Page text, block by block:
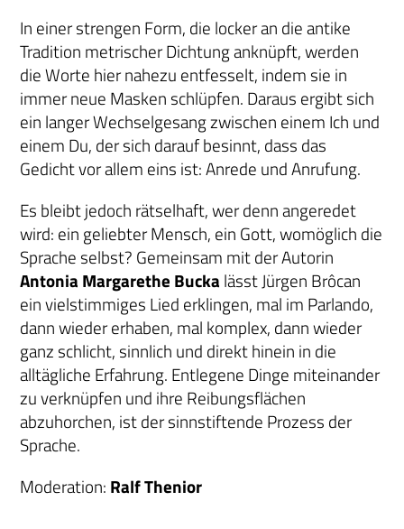
In einer strengen Form, die locker an die antike
Tradition metrischer Dichtung anknüpft, werden
die Worte hier nahezu entfesselt, indem sie in
immer neue Masken schlüpfen. Daraus ergibt sich
ein langer Wechselgesang zwischen einem Ich und
einem Du, der sich darauf besinnt, dass das
Gedicht vor allem eins ist: Anrede und Anrufung.
Es bleibt jedoch rätselhaft, wer denn angeredet
wird: ein geliebter Mensch, ein Gott, womöglich die
Sprache selbst? Gemeinsam mit der Autorin
Antonia Margarethe Bucka lässt Jürgen Brôcan
ein vielstimmiges Lied erklingen, mal im Parlando,
dann wieder erhaben, mal komplex, dann wieder
ganz schlicht, sinnlich und direkt hinein in die
alltägliche Erfahrung. Entlegene Dinge miteinander
zu verknüpfen und ihre Reibungsflächen
abzuhorchen, ist der sinnstiftende Prozess der
Sprache.
Moderation: Ralf Thenior